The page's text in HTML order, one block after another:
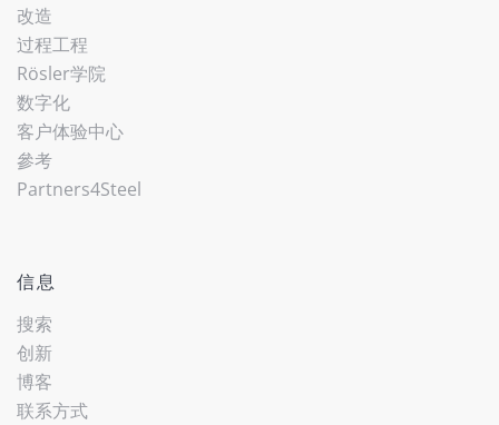
改造
过程工程
Rösler学院
数字化
客户体验中心
參考
Partners4Steel
信息
搜索
创新
博客
联系方式